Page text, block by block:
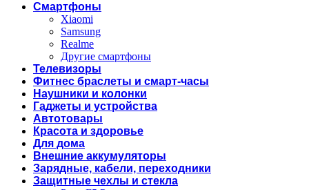
Смартфоны
Xiaomi
Samsung
Realme
Другие смартфоны
Телевизоры
Фитнес браслеты и смарт-часы
Наушники и колонки
Гаджеты и устройства
Автотовары
Красота и здоровье
Для дома
Внешние аккумуляторы
Зарядные, кабели, переходники
Защитные чехлы и стекла